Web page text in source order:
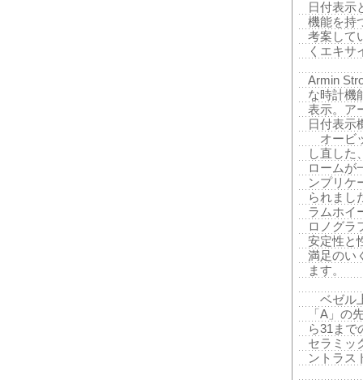
日付表示
機能を持
考案して
くエキサ
Armin
な時計機
表示。ア
日付表示
オービ
し直した
ロームが
ンプリケ
られまし
ラムホイ
ロノグラ
安定性と
満足のい
ます。
ベゼル
「A」の
ら31まで
セラミッ
ントラス